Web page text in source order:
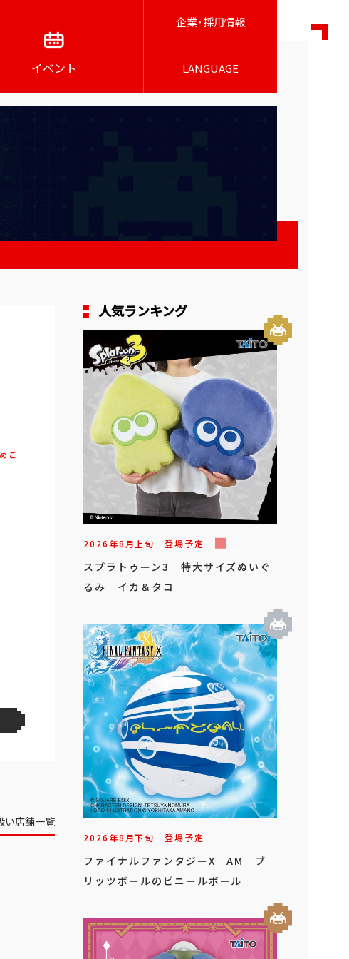
イベント
企業･採用情報
LANGUAGE
ご
い店舗一覧
人気ランキング
2026年8月上旬 登場予定
スプラトゥーン3 特大サイズぬいぐ
るみ イカ＆タコ
2026年8月下旬 登場予定
ファイナルファンタジーX AM ブ
リッツボールのビニールボール